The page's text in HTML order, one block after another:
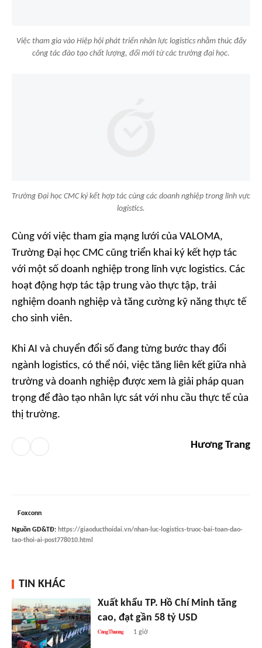
Việc tham gia vào Hiệp hội phát triển nhân lực logistics nhằm thúc đẩy
công tác đào tạo chất lượng, đổi mới từ các trường đại học.
Trường Đại học CMC ký kết hợp tác cùng các doanh nghiệp trong lĩnh vực
logistics.
Cùng với việc tham gia mạng lưới của VALOMA,
Trường Đại học CMC cũng triển khai ký kết hợp tác
với một số doanh nghiệp trong lĩnh vực logistics. Các
hoạt động hợp tác tập trung vào thực tập, trải
nghiệm doanh nghiệp và tăng cường kỹ năng thực tế
cho sinh viên.
Khi AI và chuyển đổi số đang từng bước thay đổi
ngành logistics, có thể nói, việc tăng liên kết giữa nhà
trường và doanh nghiệp được xem là giải pháp quan
trọng để đào tạo nhân lực sát với nhu cầu thực tế của
thị trường.
Hương Trang
Foxconn
Nguồn GD&TĐ: https://giaoducthoidai.vn/nhan-luc-logistics-truoc-bai-toan-dao-
tao-thoi-ai-post778010.html
TIN KHÁC
Xuất khẩu TP. Hồ Chí Minh tăng
cao, đạt gần 58 tỷ USD
1 giờ